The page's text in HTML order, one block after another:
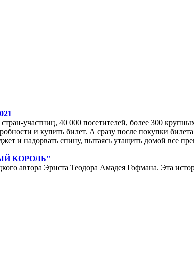
участниц, 40 000 посетителей, более 300
и купить билет. А сразу после покупки
и надорвать спину, пытаясь утащить домой все
КОРОЛЬ"
автора Эрнста Теодора Амадея Гофмана. Эта